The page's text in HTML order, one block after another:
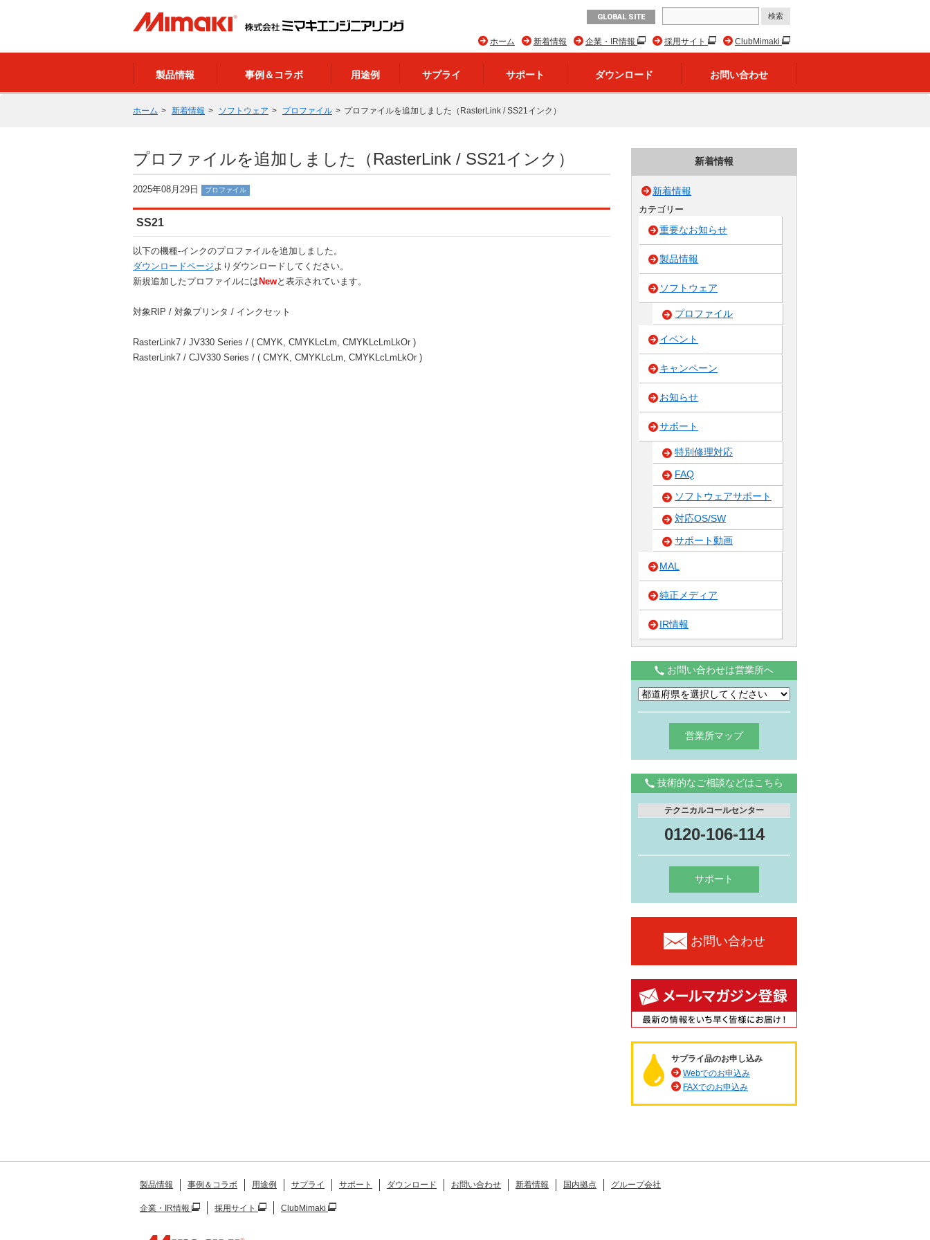
GLOBAL SITE
ClubMimaki
採用サイト
企業・IR情報
新着情報
ホーム
製品情報 事例＆コラボ 用途例 サプライ サポート ダウンロード お問い合わせ
ホーム 新着情報 ソフトウェア プロファイル プロファイルを追加しました（RasterLink / SS21インク）
プロファイルを追加しました（RasterLink / SS21インク）
2025年08月29日 プロファイル
SS21
以下の機種-インクのプロファイルを追加しました。
ダウンロードページよりダウンロードしてください。
新規追加したプロファイルには Newと表示されています。
対象RIP / 対象プリンタ / インクセット
RasterLink7 / JV330 Series / ( CMYK, CMYKLcLm, CMYKLcLmLkOr )
RasterLink7 / CJV330 Series / ( CMYK, CMYKLcLm, CMYKLcLmLkOr )
新着情報
新着情報
カテゴリー
重要なお知らせ
製品情報
ソフトウェア
プロファイル
イベント
キャンペーン
お知らせ
サポート
特別修理対応
FAQ
ソフトウェアサポート
対応OS/SW
サポート動画
MAL
純正メディア
IR情報
お問い合わせは営業所へ
営業所マップ
技術的なご相談などはこちら
テクニカルコールセンター
0120-106-114
サポート
お問い合わせ
サプライ品のお申し込み
Webでのお申込み
FAXでのお申込み
製品情報 事例＆コラボ 用途例 サプライ サポート ダウンロード お問い合わせ 新着情報 国内拠点 グループ会社
企業・IR情報 採用サイト ClubMimaki